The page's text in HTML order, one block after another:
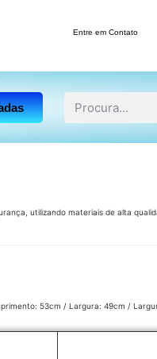
Entre em Contato
utilizando materiais de alta
53cm / Largura: 49cm /